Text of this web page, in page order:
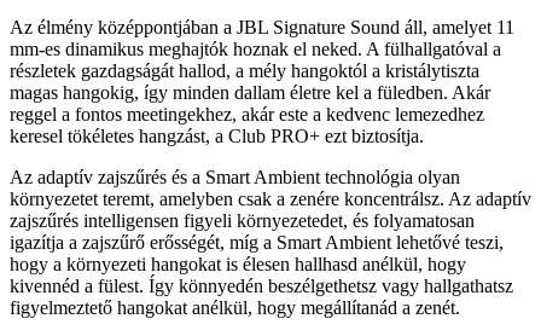
Az élmény középpontjában a JBL Signature Sound áll, amelyet 11
mm-es dinamikus meghajtók hoznak el neked. A fülhallgatóval a
részletek gazdagságát hallod, a mély hangoktól a kristálytiszta
magas hangokig, így minden dallam életre kel a füledben. Akár
reggel a fontos meetingekhez, akár este a kedvenc lemezedhez
keresel tökéletes hangzást, a Club PRO+ ezt biztosítja.
Az adaptív zajszűrés és a Smart Ambient technológia olyan
környezetet teremt, amelyben csak a zenére koncentrálsz. Az adaptív
zajszűrés intelligensen figyeli környezetedet, és folyamatosan
igazítja a zajszűrő erősségét, míg a Smart Ambient lehetővé teszi,
hogy a környezeti hangokat is élesen hallhasd anélkül, hogy
kivennéd a fülest. Így könnyedén beszélgethetsz vagy hallgathatsz
figyelmeztető hangokat anélkül, hogy megállítanád a zenét.